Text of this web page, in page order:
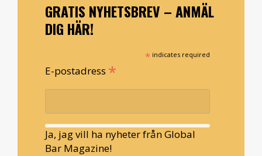
GRATIS NYHETSBREV – ANMÄL
DIG HÄR!
* indicates required
E-postadress *
Ja, jag vill ha nyheter från Global
Bar Magazine!